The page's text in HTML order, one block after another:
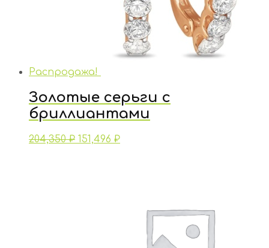
Распродажа!
Золотые серьги с
бриллиантами
204,350₽ 151,496 ₽